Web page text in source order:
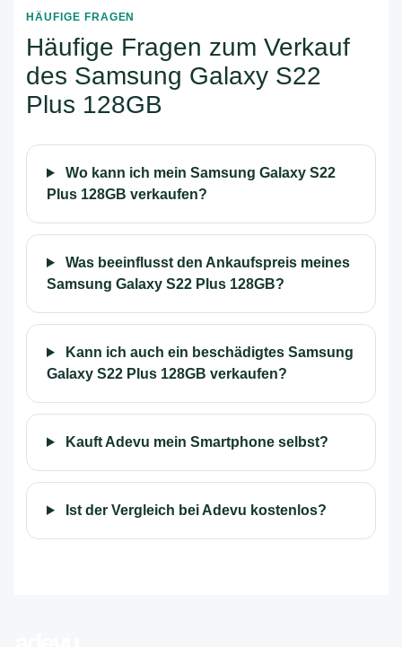
HÄUFIGE FRAGEN
Häufige Fragen zum Verkauf
des Samsung Galaxy S22
Plus 128GB
Wo kann ich mein Samsung Galaxy S22
Plus 128GB verkaufen?
Was beeinflusst den Ankaufspreis meines
Samsung Galaxy S22 Plus 128GB?
Kann ich auch ein beschädigtes Samsung
Galaxy S22 Plus 128GB verkaufen?
Kauft Adevu mein Smartphone selbst?
Ist der Vergleich bei Adevu kostenlos?